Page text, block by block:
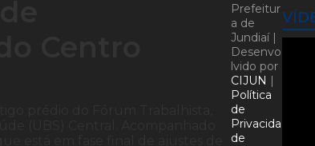
Prefeitur
a de
Jundiaí |
Desenvo
lvido por
CIJUN |
Política
de
Privacida
de